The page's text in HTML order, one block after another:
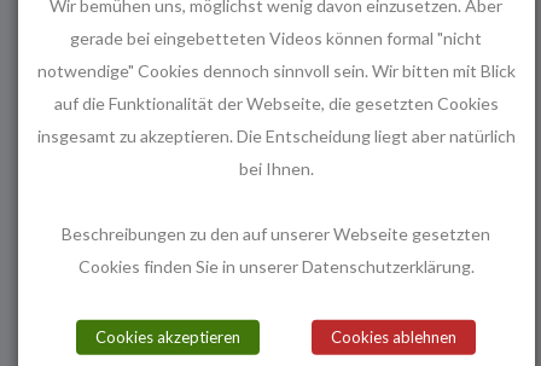
Melanchthonchor
10. August - 20:00-21:30 Melanchthonchor
Menschingstr. 12, Hannover,
Konfirmandenzeit
Wir bemühen uns, möglichst wenig davon einzusetzen. Aber
gerade bei eingebetteten Videos können formal "nicht
notwendige" Cookies dennoch sinnvoll sein. Wir bitten mit Blick
auf die Funktionalität der Webseite, die gesetzten Cookies
insgesamt zu akzeptieren. Die Entscheidung liegt aber natürlich
bei Ihnen.
Beschreibungen zu den auf unserer Webseite gesetzten
Cookies finden Sie in unserer Datenschutzerklärung.
Cookies akzeptieren Cookies ablehnen